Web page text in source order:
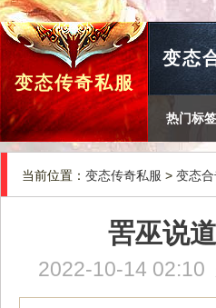
变态传奇私服
变态
热门标签
当前位置： 变态传奇私服 > 变态
罟巫说
2022-10-14 02:10